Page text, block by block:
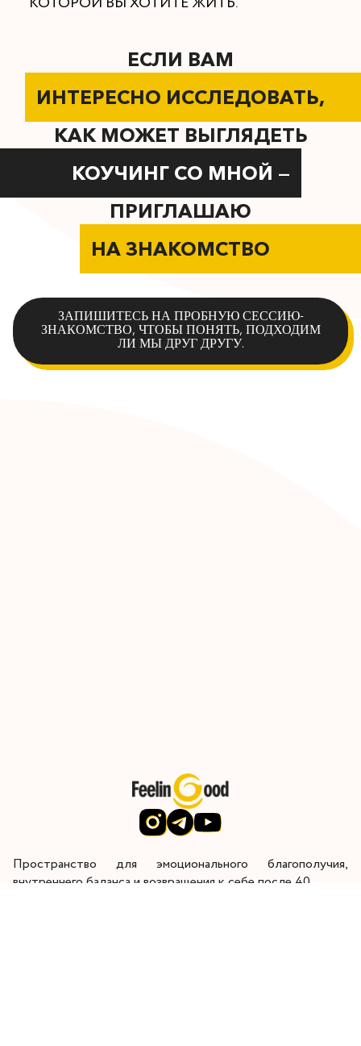
ЕСЛИ ВАМ
ИНТЕРЕСНО ИССЛЕДОВАТЬ,
КАК МОЖЕТ ВЫГЛЯДЕТЬ
КОУЧИНГ СО МНОЙ —
ПРИГЛАШАЮ
НА ЗНАКОМСТВО
ЗАПИШИТЕСЬ НА ПРОБНУЮ СЕССИЮ-
ЗНАКОМСТВО, ЧТОБЫ ПОНЯТЬ, ПОДХОДИМ
ЛИ МЫ ДРУГ ДРУГУ.
Пространство для эмоционального благополучия,
внутреннего баланса и возвращения к себе после 40.